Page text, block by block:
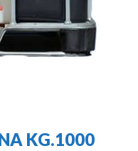
KG.1000